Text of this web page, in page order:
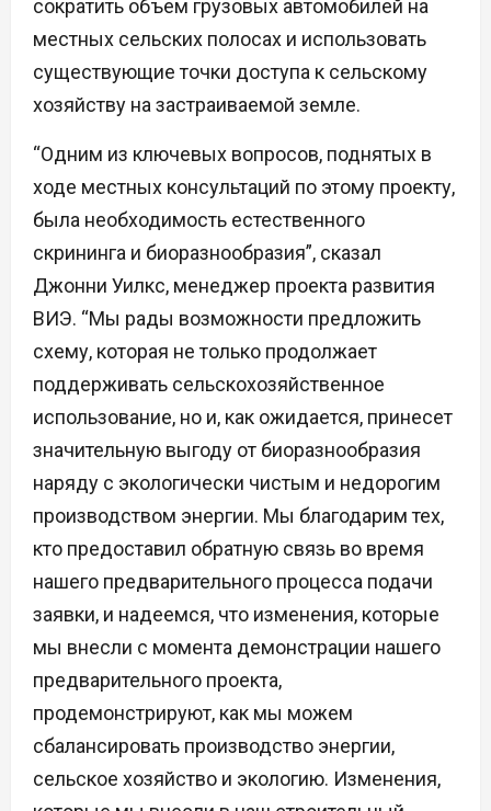
сократить объем грузовых автомобилей на
местных сельских полосах и использовать
существующие точки доступа к сельскому
хозяйству на застраиваемой земле.
“Одним из ключевых вопросов, поднятых в
ходе местных консультаций по этому проекту,
была необходимость естественного
скрининга и биоразнообразия”, сказал
Джонни Уилкс, менеджер проекта развития
ВИЭ. “Мы рады возможности предложить
схему, которая не только продолжает
поддерживать сельскохозяйственное
использование, но и, как ожидается, принесет
значительную выгоду от биоразнообразия
наряду с экологически чистым и недорогим
производством энергии. Мы благодарим тех,
кто предоставил обратную связь во время
нашего предварительного процесса подачи
заявки, и надеемся, что изменения, которые
мы внесли с момента демонстрации нашего
предварительного проекта,
продемонстрируют, как мы можем
сбалансировать производство энергии,
сельское хозяйство и экологию. Изменения,